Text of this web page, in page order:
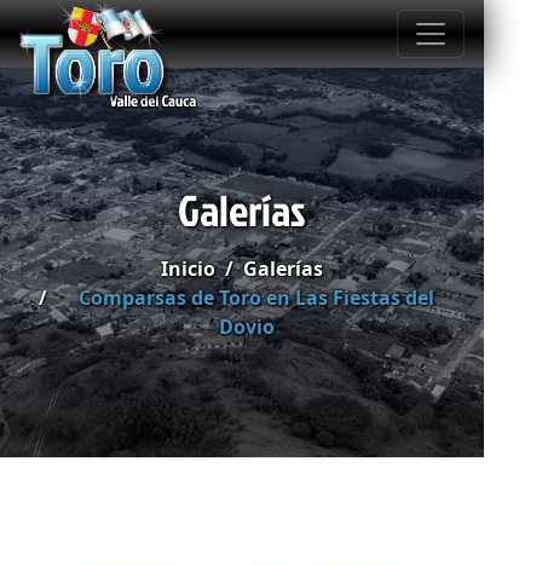
Galerías
Inicio
Galerías
Comparsas de Toro en Las Fiestas del
Dovio